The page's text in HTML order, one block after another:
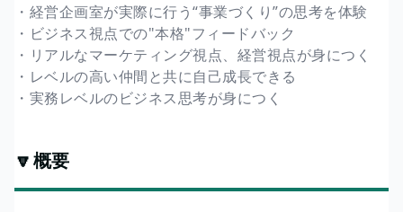
・経営企画室が実際に行う“事業づくり”の思考を体験
・ビジネス視点での"本格"フィードバック
・リアルなマーケティング視点、経営視点が身につく
・レベルの高い仲間と共に自己成長できる
・実務レベルのビジネス思考が身につく
🔽概要